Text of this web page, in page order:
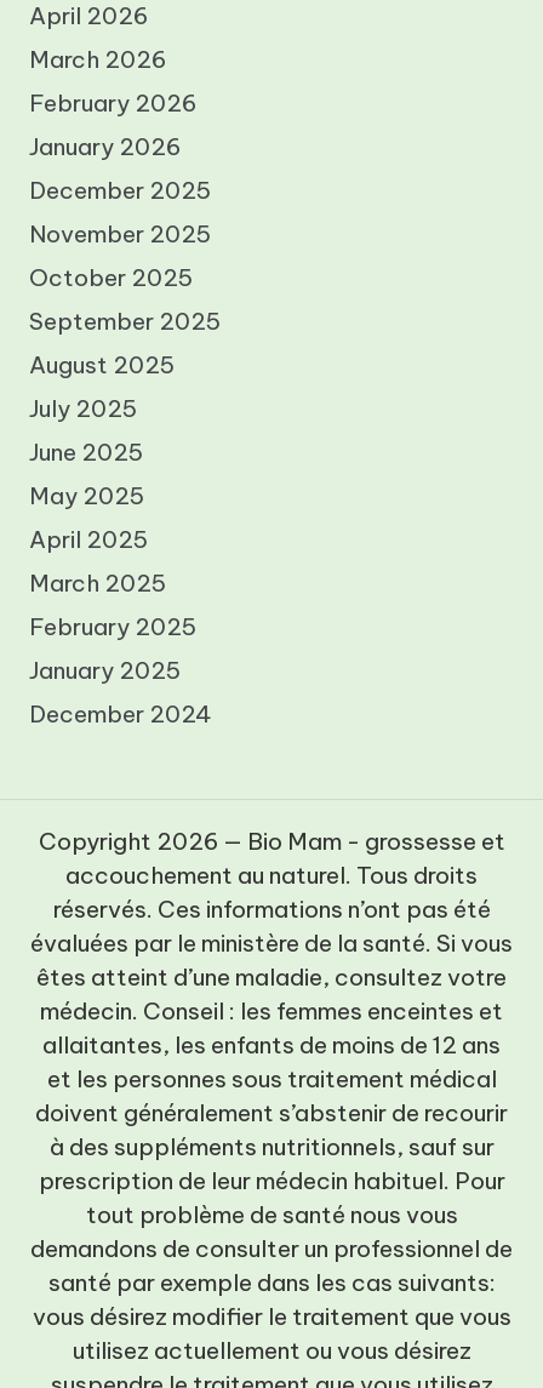
April 2026
March 2026
February 2026
January 2026
December 2025
November 2025
October 2025
September 2025
August 2025
July 2025
June 2025
May 2025
April 2025
March 2025
February 2025
January 2025
December 2024
Copyright 2026 — Bio Mam - grossesse et
accouchement au naturel. Tous droits
réservés. Ces informations n’ont pas été
évaluées par le ministère de la santé. Si vous
êtes atteint d’une maladie, consultez votre
médecin. Conseil : les femmes enceintes et
allaitantes, les enfants de moins de 12 ans
et les personnes sous traitement médical
doivent généralement s’abstenir de recourir
à des suppléments nutritionnels, sauf sur
prescription de leur médecin habituel. Pour
tout problème de santé nous vous
demandons de consulter un professionnel de
santé par exemple dans les cas suivants:
vous désirez modifier le traitement que vous
utilisez actuellement ou vous désirez